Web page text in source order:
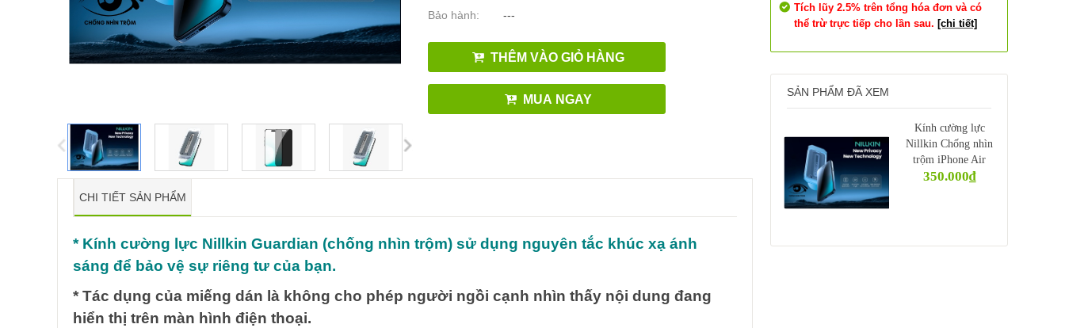
Bảo hành: ---
THÊM VÀO GIỎ HÀNG
MUA NGAY
CHI TIẾT SẢN PHẨM
* Kính cường lực Nillkin Guardian (chống nhìn trộm) sử dụng nguyên tắc khúc xạ ánh
sáng để bảo vệ sự riêng tư của bạn.
* Tác dụng của miếng dán là không cho phép người ngồi cạnh nhìn thấy nội dung đang
hiển thị trên màn hình điện thoại.
Tích lũy 2.5% trên tổng hóa đơn và có
thể trừ trực tiếp cho lần sau. [chi tiết]
SẢN PHẨM ĐÃ XEM
Kính cường lực
Nillkin Chống nhìn
trộm iPhone Air
6.5"
350.000₫